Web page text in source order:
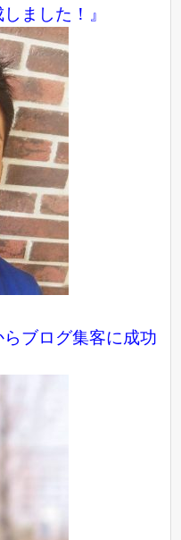
ました！』
ブログ集客に成功